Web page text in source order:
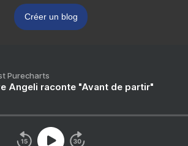
Créer un blog
Purecharts
Angeli raconte "Avant de partir"